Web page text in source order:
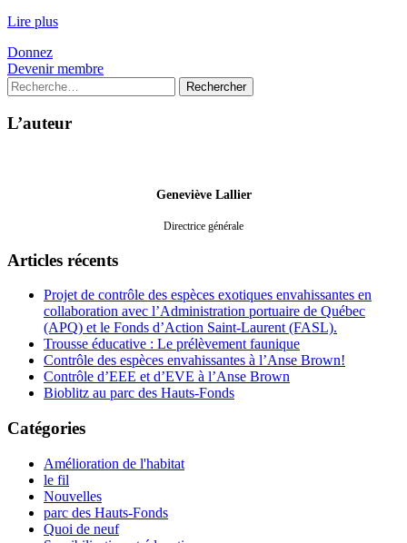
Lire plus
Donnez
Devenir membre
Rechercher :
L’auteur
Geneviève Lallier
Directrice générale
Articles récents
Projet de contrôle des espèces exotiques envahissantes en
collaboration avec l’Administration portuaire de Québec
(APQ) et le Fonds d’Action Saint-Laurent (FASL).
Trousse éducative : Le prélèvement faunique
Contrôle des espèces envahissantes à l’Anse Brown!
Contrôle d’EEE et d’EVE à l’Anse Brown
Bioblitz au parc des Hauts-Fonds
Catégories
Amélioration de l'habitat
le fil
Nouvelles
parc des Hauts-Fonds
Quoi de neuf